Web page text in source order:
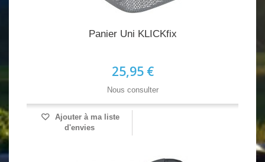
Panier Uni KLICKfix
25,95 €
Nous consulter
Ajouter à ma liste
d'envies